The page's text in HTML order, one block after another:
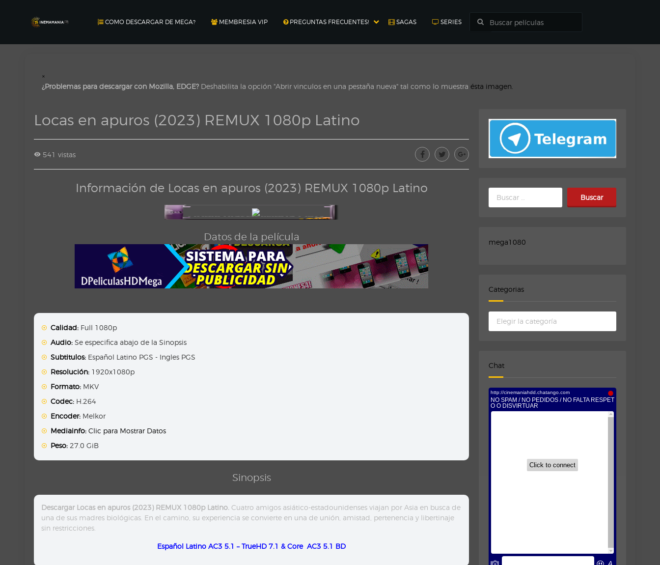
COMO DESCARGAR DE MEGA? MEMBRESIA VIP PREGUNTAS FRECUENTES! SAGAS SERIES
×
¿Problemas para descargar con Mozilla, EDGE? Deshabilita la opción "Abrir vinculos en una pestaña nueva" tal como lo muestra ésta imagen.
Locas en apuros (2023) REMUX 1080p Latino
541 vistas
Información de Locas en apuros (2023) REMUX 1080p Latino
Datos de la película
Calidad: Full 1080p
Audio: Se especifica abajo de la Sinopsis
Subtitulos: Español Latino PGS - Ingles PGS
Resolución: 1920x1080p
Formato: MKV
Codec: H.264
Encoder: Melkor
Mediainfo: Clic para Mostrar Datos
Peso: 27.0 GiB
Sinopsis
Descargar Locas en apuros (2023) REMUX 1080p Latino. Cuatro amigos asiático-estadounidenses viajan por Asia en busca de
una de sus madres biológicas. En el camino, su experiencia se convierte en una de unión, amistad, pertenencia y libertinaje
sin restricciones.
Español Latino AC3 5.1 – TrueHD 7.1 & Core AC3 5.1 BD
Buscar:
mega1080
Categorias
Categorias
Chat